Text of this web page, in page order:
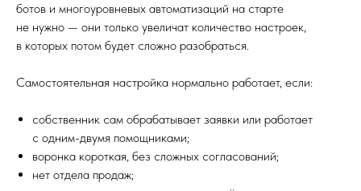
ботов и многоуровневых автоматизаций на старте
не нужно — они только увеличат количество настроек,
в которых потом будет сложно разобраться.
Самостоятельная настройка нормально работает, если:
собственник сам обрабатывает заявки или работает
с одним-двумя помощниками;
воронка короткая, без сложных согласований;
нет отдела продаж;